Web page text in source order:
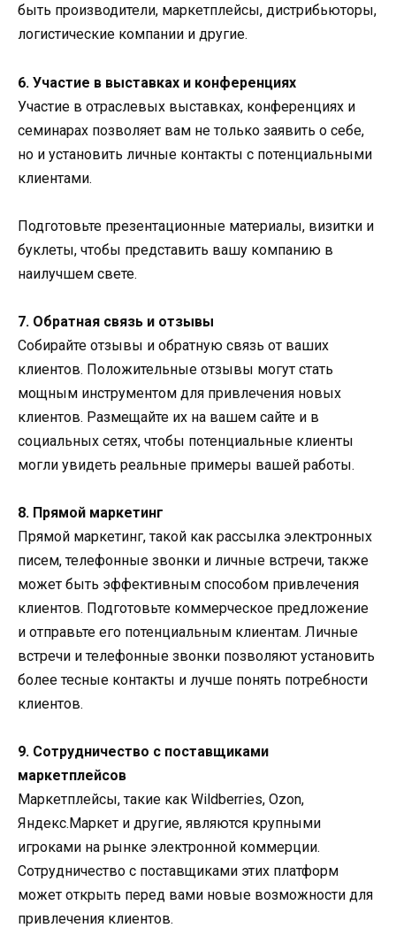
быть производители, маркетплейсы, дистрибьюторы,
логистические компании и другие.
6. Участие в выставках и конференциях
Участие в отраслевых выставках, конференциях и
семинарах позволяет вам не только заявить о себе,
но и установить личные контакты с потенциальными
клиентами.
Подготовьте презентационные материалы, визитки и
буклеты, чтобы представить вашу компанию в
наилучшем свете.
7. Обратная связь и отзывы
Собирайте отзывы и обратную связь от ваших
клиентов. Положительные отзывы могут стать
мощным инструментом для привлечения новых
клиентов. Размещайте их на вашем сайте и в
социальных сетях, чтобы потенциальные клиенты
могли увидеть реальные примеры вашей работы.
8. Прямой маркетинг
Прямой маркетинг, такой как рассылка электронных
писем, телефонные звонки и личные встречи, также
может быть эффективным способом привлечения
клиентов. Подготовьте коммерческое предложение
и отправьте его потенциальным клиентам. Личные
встречи и телефонные звонки позволяют установить
более тесные контакты и лучше понять потребности
клиентов.
9. Сотрудничество с поставщиками
маркетплейсов
Маркетплейсы, такие как Wildberries, Ozon,
Яндекс.Маркет и другие, являются крупными
игроками на рынке электронной коммерции.
Сотрудничество с поставщиками этих платформ
может открыть перед вами новые возможности для
привлечения клиентов.